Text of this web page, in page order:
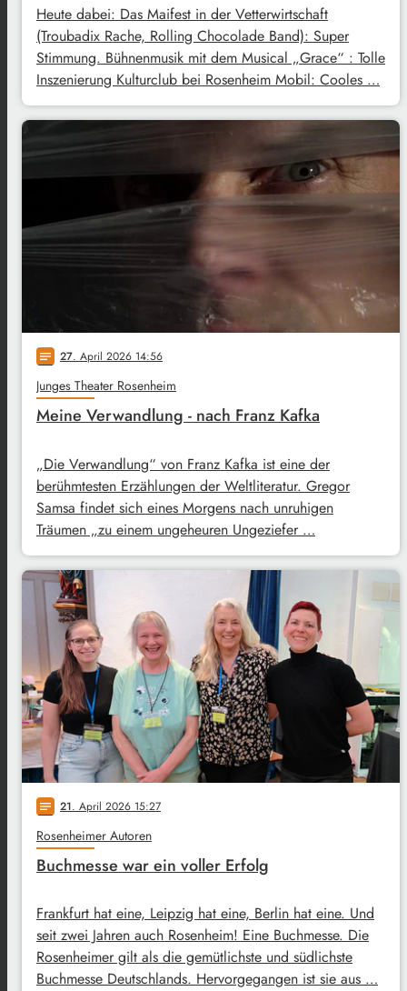
Heute dabei: Das Maifest in der Vetterwirtschaft
(Troubadix Rache, Rolling Chocolade Band): Super
Stimmung. Bühnenmusik mit dem Musical „Grace“ : Tolle
Inszenierung Kulturclub bei Rosenheim Mobil: Cooles …
notes 27. April 2026 14:56
Junges Theater Rosenheim
Meine Verwandlung - nach Franz Kafka
„Die Verwandlung“ von Franz Kafka ist eine der
berühmtesten Erzählungen der Weltliteratur. Gregor
Samsa findet sich eines Morgens nach unruhigen
Träumen „zu einem ungeheuren Ungeziefer …
notes 21. April 2026 15:27
Rosenheimer Autoren
Buchmesse war ein voller Erfolg
Frankfurt hat eine, Leipzig hat eine, Berlin hat eine. Und
seit zwei Jahren auch Rosenheim! Eine Buchmesse. Die
Rosenheimer gilt als die gemütlichste und südlichste
Buchmesse Deutschlands. Hervorgegangen ist sie aus …